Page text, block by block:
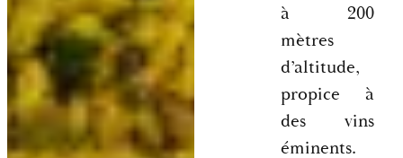
à 200
mètres
d’altitude,
propice à
des vins
éminents.